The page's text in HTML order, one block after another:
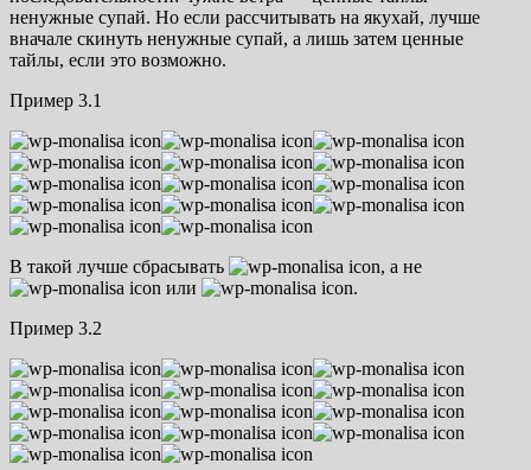
ненужные супай. Но если рассчитывать на якухай, лучше
вначале скинуть ненужные супай, а лишь затем ценные
тайлы, если это возможно.
Пример 3.1
В такой лучше сбрасывать
, а не
или
.
Пример 3.2